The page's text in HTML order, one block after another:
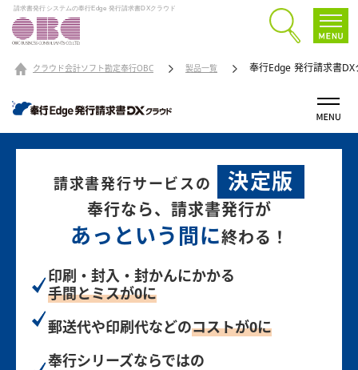
請求書発行システムの奉行Edge 発行請求書DXクラウド
クラウド会計ソフト勘定奉行OBC 製品一覧 奉行Edge 発行請求書DX
請求書発行サービスの 決定版
奉行なら、請求書発行が
あっという間に終わる！
印刷・封入・封かんにかかる
手間とミスが0に
郵送代や印刷代などのコストが0に
奉行シリーズならではの